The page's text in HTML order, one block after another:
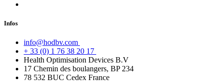
Infos
info@hodbv.com
+ 33 (0) 1 76 38 20 17
Health Optimisation Devices B.V
17 Chemin des boulangers, BP 234
78 532 BUC Cedex France